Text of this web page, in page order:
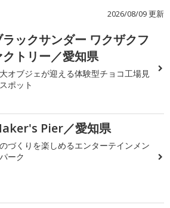
2026/08/09 更新
ラックサンダー ワクザクフ
クトリー／愛知県
オブジェが迎える体験型チョコ工場見
ポット
Pier／愛知県
づくりを楽しめるエンターテインメン
ーク